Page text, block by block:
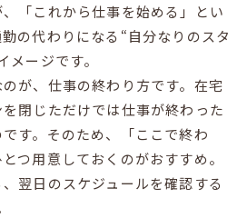
「これから仕事を始める」とい
の代わりになる“自分なりのスタ
メージです。
が、仕事の終わり方です。在宅
閉じただけでは仕事が終わった
す。そのため、「ここで終わ
つ用意しておくのがおすすめ。
翌日のスケジュールを確認する